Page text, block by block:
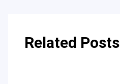
Related Posts